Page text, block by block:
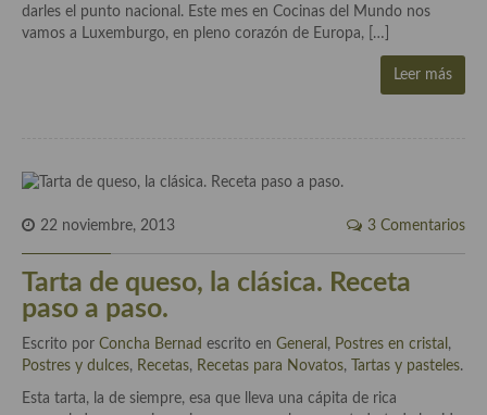
Ensaladas
Legumbres y cereales
Huevos
darles el punto nacional. Este mes en Cocinas del Mundo nos
vamos a Luxemburgo, en pleno corazón de Europa, […]
Leer más
22 noviembre, 2013 3 Comentarios
Tarta de queso, la clásica. Receta
paso a paso.
Escrito por Concha Bernad escrito en General , Postres en cristal ,
Postres y dulces, Recetas, Recetas para Novatos, Tartas y pasteles.
Esta tarta, la de siempre, esa que lleva una cápita de rica